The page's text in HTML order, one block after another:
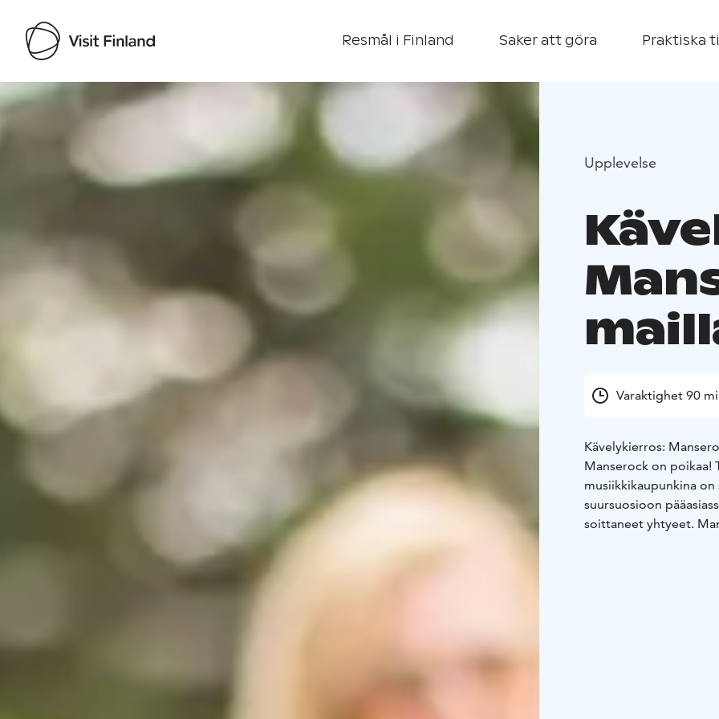
Resmål i Finland Saker att göra Praktiska
Visit Finland
Upplevelse
Varaktighet 90
Kävelykierros:
Manserock on poikaa!
musiikkikaupunkina
suursuosioon
soittaneet yhtyeet.
Päätalon edestä